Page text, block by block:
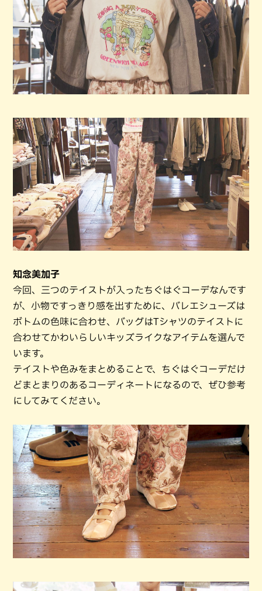
知念美加子
今回、三つのテイストが入ったちぐはぐコーデなんです
が、小物ですっきり感を出すために、バレエシューズは
ボトムの色味に合わせ、バッグはTシャツのテイストに
合わせてかわいらしいキッズライクなアイテムを選んで
います。
テイストや色みをまとめることで、ちぐはぐコーデだけ
どまとまりのあるコーディネートになるので、ぜひ参考
にしてみてください。